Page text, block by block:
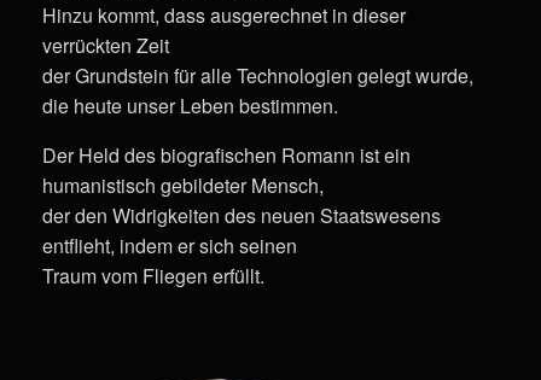
Hinzu kommt, dass ausgerechnet in dieser
verrückten Zeit
der Grundstein für alle Technologien gelegt wurde,
die heute unser Leben bestimmen.
Der Held des biografischen Romann ist ein
humanistisch gebildeter Mensch,
der den Widrigkeiten des neuen Staatswesens
entflieht, indem er sich seinen
Traum vom Fliegen erfüllt.